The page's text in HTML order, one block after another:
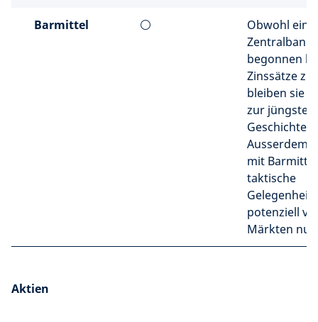
Barmittel ⚪
Obwohl
begonnen
Zinssätze zu
bleiben sie
zur jüngsten
Geschichte
Ausserdem
mit
taktische
potenziell
Märkten
Aktien